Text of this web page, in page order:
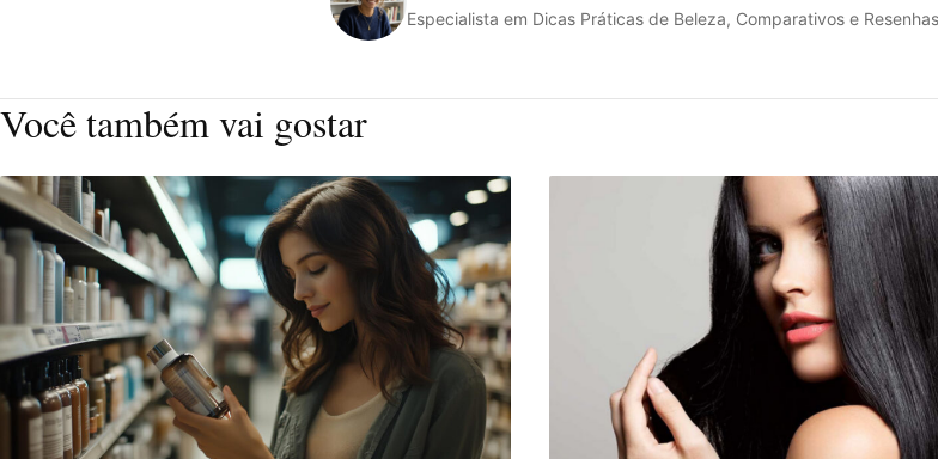
Especialista em Dicas Práticas de Beleza, Comparativos e
Você também vai gostar